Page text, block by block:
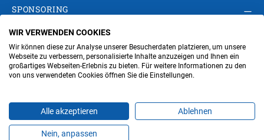
SPONSORING
AGB Privacy Policy
Impressum
Cookie-Einstellungen ändern
Verwaltung
WIR VERWENDEN COOKIES
Wir können diese zur Analyse unserer Besucherdaten platzieren, um unsere
Webseite zu verbessern, personalisierte Inhalte anzuzeigen und Ihnen ein
großartiges Webseiten-Erlebnis zu bieten. Für weitere Informationen zu den
von uns verwendeten Cookies öffnen Sie die Einstellungen.
Alle akzeptieren Ablehnen
Nein, anpassen